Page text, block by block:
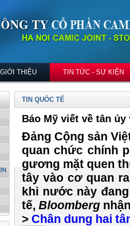
GIỚI THIỆU TIN TỨC - SỰ KIỆN
TIN QUỐC TẾ
Báo Mỹ viết về tân
Đảng Cộng sản
quan chức chính
gương mặt quen
tây vào cơ quan
khi nước này
tế, Bloomberg
> Chân dung hai